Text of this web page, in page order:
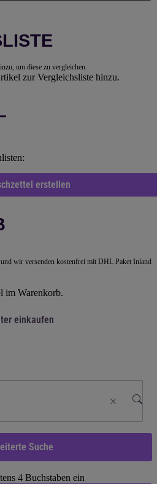
um diese zu vergleichen.
zur Vergleichsliste hinzu.
erstellen
wir versenden kostenfrei mit DHL Paket Inland
im Warenkorb.
einkaufen
Suche
4 Buchstaben ein